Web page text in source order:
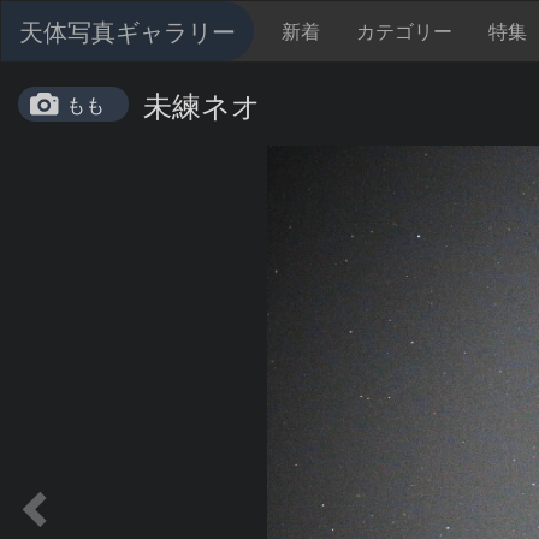
天体写真ギャラリー 新着 カテゴリー 特集
もも 未練ネオ